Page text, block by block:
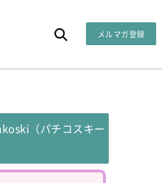
メルマガ登録
（パチコスキー